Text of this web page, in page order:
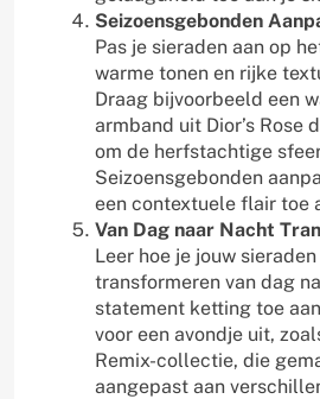
Seizoensgebonden
Pas je sieraden aan op
warme tonen en rijke
Draag bijvoorbeeld een
armband uit Dior’s Rose
om de herfstachtige
Seizoensgebonden
een contextuele flair toe
Van Dag naar Nacht
Leer hoe je jouw
transformeren van dag
statement ketting toe
voor een avondje uit,
Remix-collectie, die
aangepast aan